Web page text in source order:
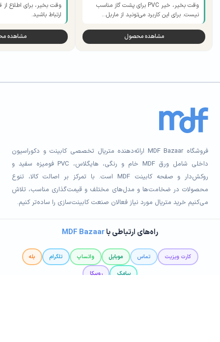
وقت بخیر، خیر PVC برای پشت گاز مناسب
نیست. برای این کاربرد می‌تونید از ماربل…
مشاهده محصول
وقت بخیر، برای اطلاع از
ارتباط باشید.
مشاهده
فروشگاه MDF Bazaar ارائه‌دهنده متریال تخصصی کابینت و دکوراسیون
داخلی شامل ورق MDF خام و رنگی، هایگلاس، PVC فومیزه سفید و
روکش‌دار و صفحه کابینت MDF است. با تمرکز بر اصالت کالا، تنوع
محصولات در ضخامت‌ها و مدل‌های مختلف و قیمت‌گذاری مناسب، تلاش
می‌کنیم خرید متریال مورد نیاز فعالان صنعت کابینت‌سازی را ساده‌تر کنیم.
راه‌های ارتباطی باMDF Bazaar
کارت ویزیت تماس موبایل واتساپ تلگرام
بله
پیامک
روبیکا